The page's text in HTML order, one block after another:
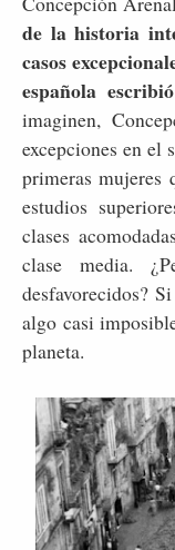
de la historia
casos
española
imaginen,
excepciones en el
primeras mujeres
estudios
clases
clase media.
desfavorecidos?
algo casi
planeta.